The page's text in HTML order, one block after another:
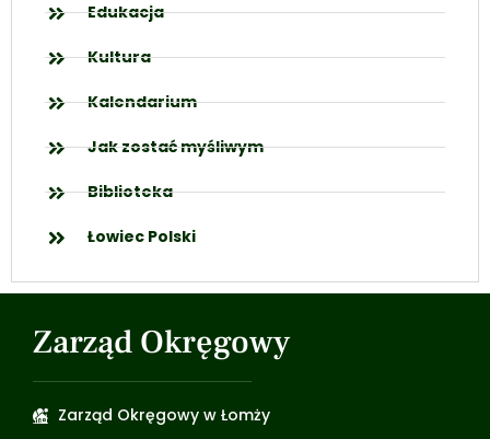
Edukacja
Kultura
Kalendarium
Jak zostać myśliwym
Biblioteka
Łowiec Polski
Zarząd Okręgowy
Zarząd Okręgowy w Łomży